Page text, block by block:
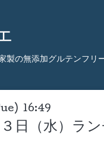
の無添加グルテンフ
16:49
日（水）ラン